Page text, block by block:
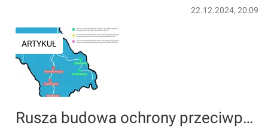
22.12.2024, 20:09
ARTYKUŁ
Rusza budowa ochrony przeciwpowodziowej doliny rzeki Nysy Kłodzkiej na Dolnym Śląsku